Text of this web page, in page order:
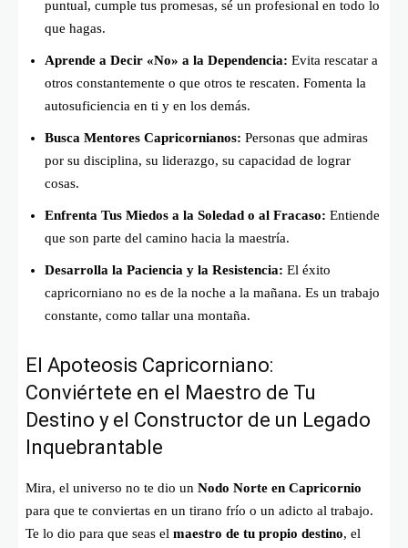
puntual, cumple tus promesas, sé un profesional en todo lo
que hagas.
Aprende a Decir «No» a la Dependencia: Evita rescatar a
otros constantemente o que otros te rescaten. Fomenta la
autosuficiencia en ti y en los demás.
Busca Mentores Capricornianos: Personas que admiras
por su disciplina, su liderazgo, su capacidad de lograr
cosas.
Enfrenta Tus Miedos a la Soledad o al Fracaso: Entiende
que son parte del camino hacia la maestría.
Desarrolla la Paciencia y la Resistencia: El éxito
capricorniano no es de la noche a la mañana. Es un trabajo
constante, como tallar una montaña.
El Apoteosis Capricorniano:
Conviértete en el Maestro de Tu
Destino y el Constructor de un Legado
Inquebrantable
Mira, el universo no te dio un Nodo Norte en Capricornio
para que te conviertas en un tirano frío o un adicto al trabajo.
Te lo dio para que seas el maestro de tu propio destino, el